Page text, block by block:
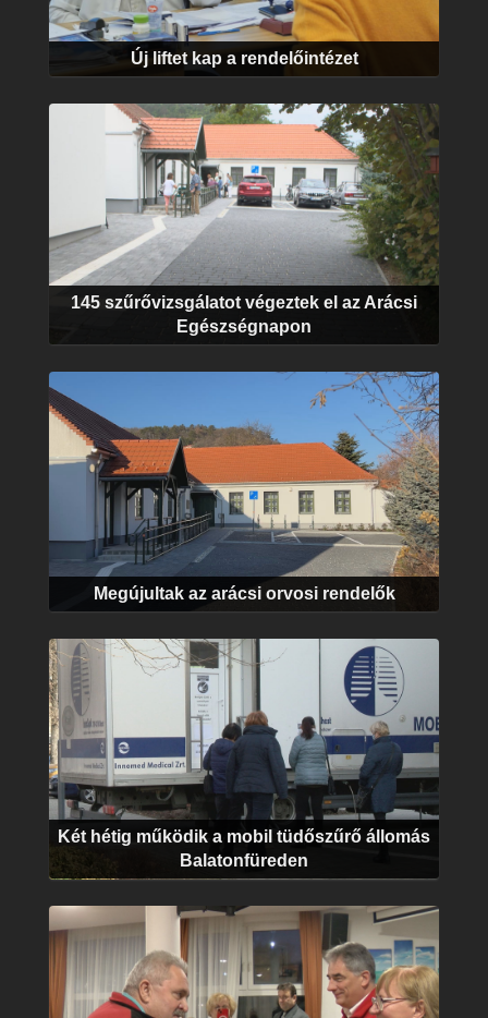
Új liftet kap a rendelőintézet
145 szűrővizsgálatot végeztek el az Arácsi
Egészségnapon
Megújultak az arácsi orvosi rendelők
Két hétig működik a mobil tüdőszűrő állomás
Balatonfüreden